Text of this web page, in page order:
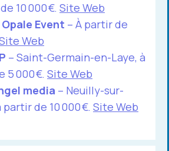
10 000 €. Site Web
Event – À partir de
Web
– Saint-Germain-en-Laye, à
5 000 €. Site Web
media – Neuilly-sur-
partir de 10 000 €. Site Web